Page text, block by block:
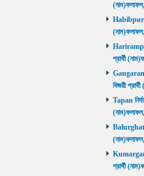
Habibpur
প্রার্থী
বিজয়ী
Tapan
Balurghat
Kumarganj
প্রার্থী